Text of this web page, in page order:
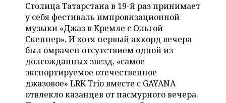
ТЕЛЕКОММУНИКАЦИИ
БИЗНЕС-БРАНЧИ
ONLINE-КОНФЕРЕНЦИИ
ОТКРЫТАЯ ЛЕКЦИЯ
ФУТБОЛ
ХОККЕЙ
БАСКЕТБОЛ
ВОЛЕЙБОЛ
НОВОСТИ ОБЩЕСТВА
ВЛАСТЬ
ИНФРАСТРУКТУРА
ИСТОРИЯ
ФОТОГАЛЕРЕЯ
СЮЖЕТЫ
СПРАВОЧНИК
СПИСОК ПЕРСОН
ПОЛНАЯ ВЕРСИЯ
Столица Татарстана в 19-й раз принимает
у себя фестиваль импровизационной
музыки «Джаз в Кремле с Ольгой
Скепнер». И хотя первый аккорд вечера
был омрачен отсутствием одной из
долгожданных звезд, «самое
экспортируемое отечественное
джазовое» LRK Trio вместе с GAYANA
отвлекло казанцев от пасмурного вечера.